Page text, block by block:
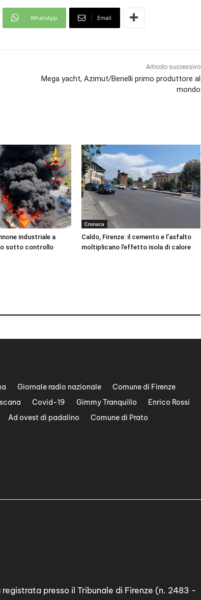
WhatsApp Email
Articolo successivo
Mega yacht, Azimut/Benelli primo produttore al
mondo
industriale a
sotto controllo
Cronaca
Caldo, Firenze: il cemento e l’asfalto
moltiplicano l’effetto isola di calore
Giornale radio nazionale
Comune di Firenze
Covid-19 Gimmy Tranquillo
Enrico Rossi
Ad ovest di padalino
Comune di Prato
presso il Tribunale di Firenze (n. 2483 -